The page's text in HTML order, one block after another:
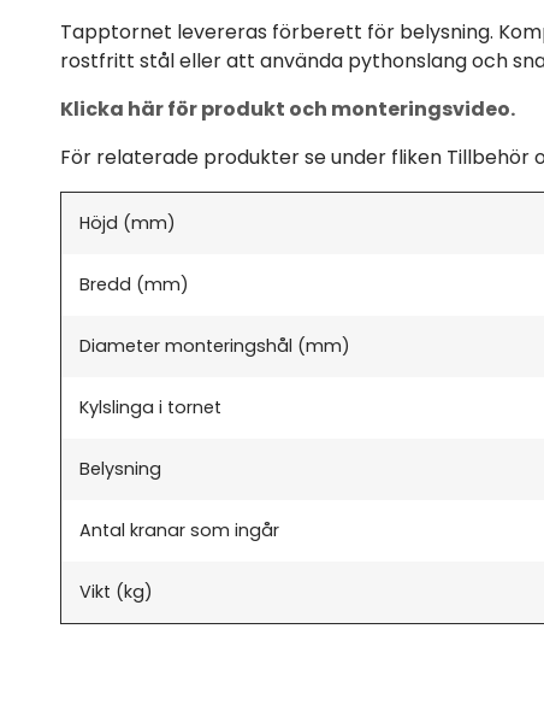
Tapptornet levereras förberett för belysning.
rostfritt stål eller att använda pythonslang och
Klicka här för produkt och monteringsvideo.
För relaterade produkter se under fliken Tillbehör
Höjd (mm)
Bredd (mm)
Diameter monteringshål (mm)
Kylslinga i tornet
Belysning
Antal kranar som ingår
Vikt (kg)